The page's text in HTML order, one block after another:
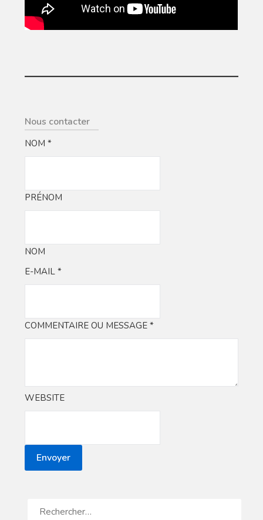
Nous contacter
NOM*
PRÉNOM
NOM
E-MAIL*
COMMENTAIRE OU MESSAGE*
WEBSITE
Envoyer